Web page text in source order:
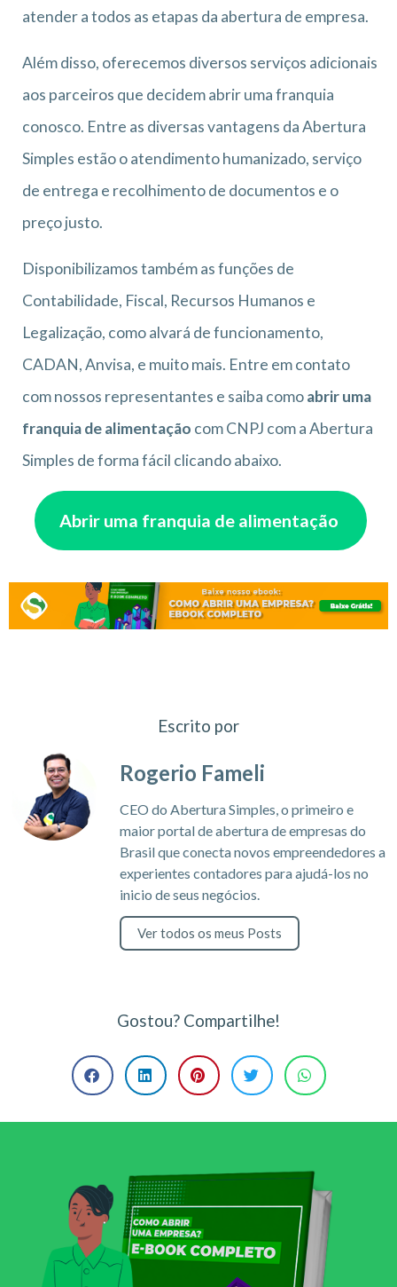
atender a todos as etapas da abertura de empresa.
Além disso, oferecemos diversos serviços adicionais
aos parceiros que decidem abrir uma franquia
conosco. Entre as diversas vantagens da Abertura
Simples estão o atendimento humanizado, serviço
de entrega e recolhimento de documentos e o
preço justo.
Disponibilizamos também as funções de
Contabilidade, Fiscal, Recursos Humanos e
Legalização, como alvará de funcionamento,
CADAN, Anvisa, e muito mais. Entre em contato
com nossos representantes e saiba comoabrir uma
franquia de alimentação com CNPJ com a Abertura
Simples de forma fácil clicando abaixo.
Abrir uma franquia de alimentação
Escrito por
Rogerio Fameli
CEO do Abertura Simples, o primeiro e
maior portal de abertura de empresas do
Brasil que conecta novos empreendedores a
experientes contadores para ajudá-los no
inicio de seus negócios.
Ver todos os meus Posts
Gostou? Compartilhe!